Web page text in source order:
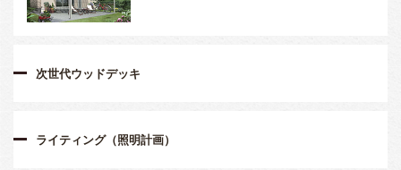
次世代ウッドデッキ
ライティング（照明計画）